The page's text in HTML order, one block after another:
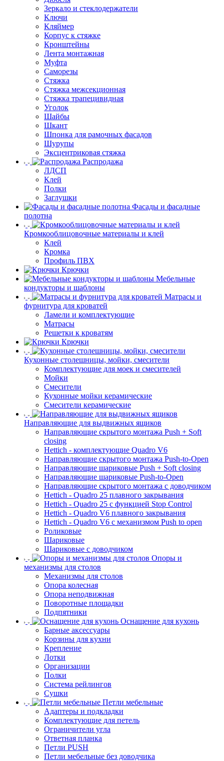
Зеркало и стеклодержатели
Ключи
Кляймер
Корпус к стяжке
Кронштейны
Лента монтажная
Муфта
Саморезы
Стяжка
Стяжка межсекционная
Стяжка трапецивидная
Уголок
Шайбы
Шкант
Шпонка для рамочных фасадов
Шурупы
Эксцентриковая стяжка
Распродажа
ЛДСП
Клей
Полки
Заглушки
Фасады и фасадные
полотна
Кромкооблицовочные материалы и клей
Клей
Кромка
Профиль ПВХ
Крючки
Мебельные
кондукторы и шаблоны
Матрасы и
фурнитура для кроватей
Ламели и комплектующие
Матрасы
Решетки к кроватям
Крючки
Кухонные столешницы, мойки, смесители
Комплектующие для моек и смесителей
Мойки
Смесители
Кухонные мойки керамические
Смесители керамические
Направляющие для выдвижных ящиков
Направляющие скрытого монтажа Push + Soft
closing
Hettich - комплектующие Quadro V6
Направляющие скрытого монтажа Push-to-Open
Направляющие шариковые Push + Soft closing
Направляющие шариковые Push-to-Open
Направляющие скрытого монтажа с доводчиком
Hettich - Quadro 25 плавного закрывания
Hettich - Quadro 25 с функцией Stop Control
Hettich - Quadro V6 плавного закрывания
Hettich - Quadro V6 с механизмом Push to open
Роликовые
Шариковые
Шариковые с доводчиком
Опоры и
механизмы для столов
Механизмы для столов
Опора колесная
Опора неподвижная
Поворотные площадки
Подпятники
Оснащение для кухонь
Барные аксессуары
Корзины для кухни
Крепление
Лотки
Организации
Полки
Система рейлингов
Сушки
Петли мебельные
Адаптеры и подкладки
Комплектующие для петель
Ограничители угла
Ответная планка
Петли PUSH
Петли мебельные без доводчика